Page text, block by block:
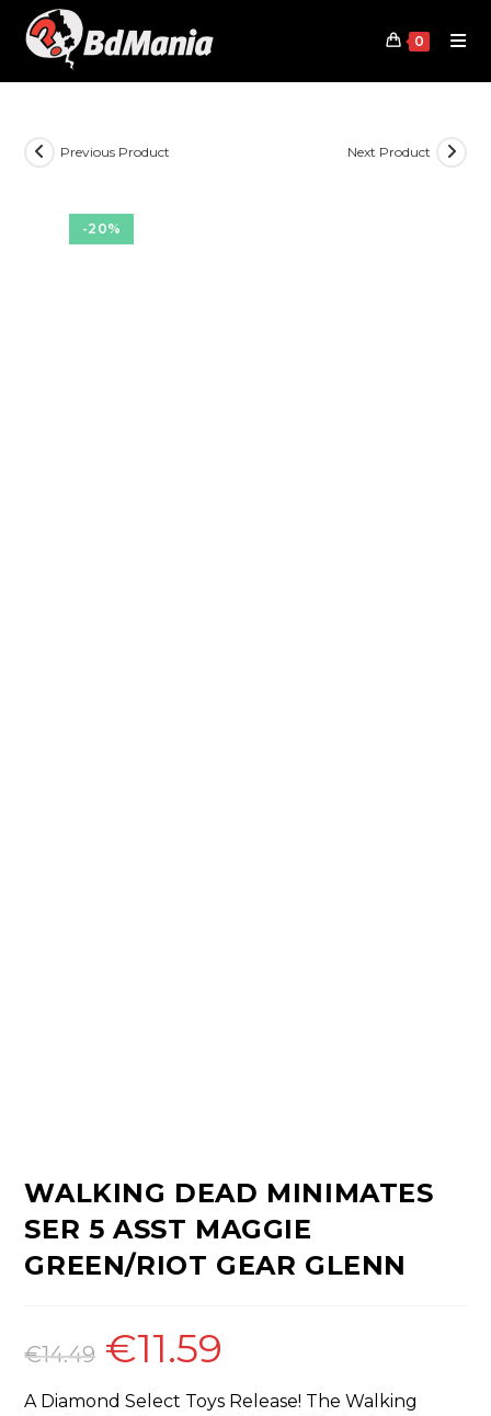
content
0
-20%
Previous Product Next Product
WALKING DEAD MINIMATES
SER 5 ASST MAGGIE
GREEN/RIOT GEAR GLENN
€14.49
O
preço
original
€14.49.
€11.59
€11.59.
A Diamond Select Toys Release! The Walking